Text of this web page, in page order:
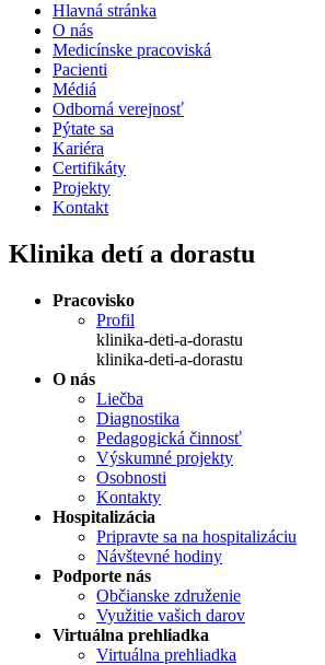
Hlavná stránka
O nás
Medicínske pracoviská
Pacienti
Médiá
Odborná verejnosť
Pýtate sa
Kariéra
Certifikáty
Projekty
Kontakt
Klinika detí a dorastu
Pracovisko
Profil
klinika-deti-a-dorastu
klinika-deti-a-dorastu
O nás
Liečba
Diagnostika
Pedagogická činnosť
Výskumné projekty
Osobnosti
Kontakty
Hospitalizácia
Pripravte sa na hospitalizáciu
Návštevné hodiny
Podporte nás
Občianske združenie
Využitie vašich darov
Virtuálna prehliadka
Virtuálna prehliadka